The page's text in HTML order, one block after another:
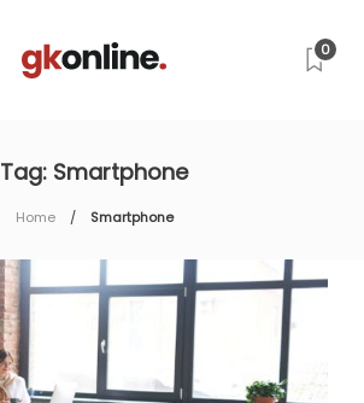
0
Tag: Smartphone
Home Smartphone